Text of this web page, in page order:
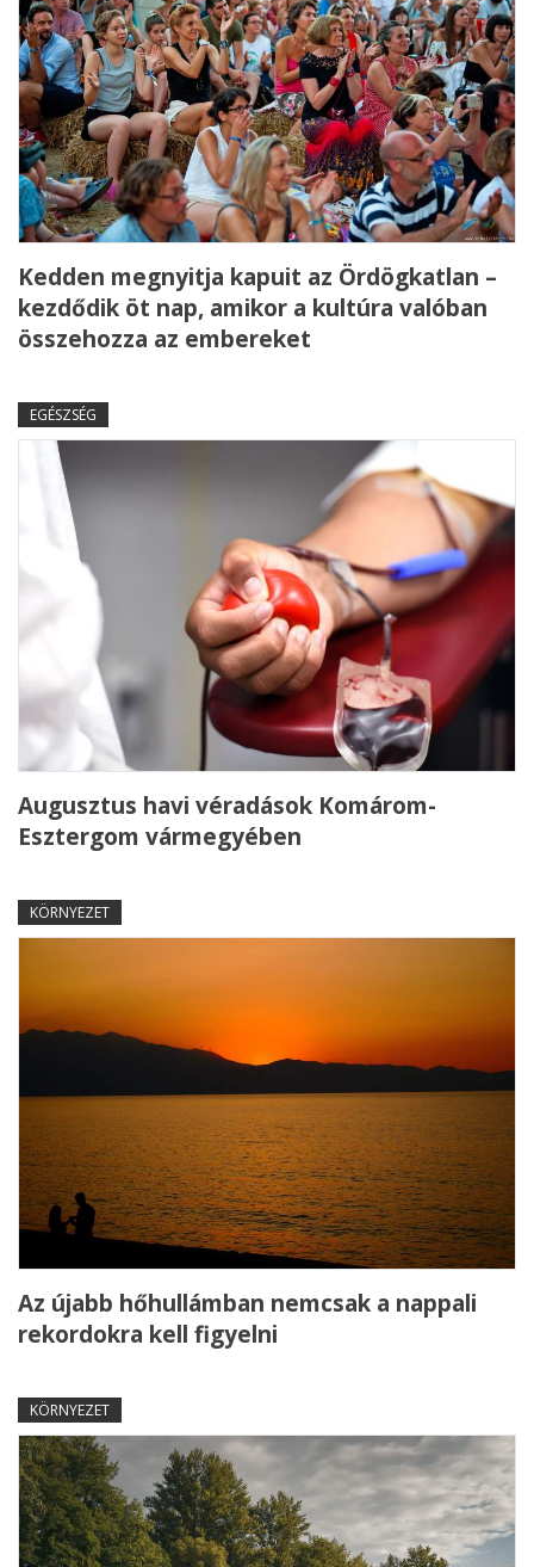
Kedden megnyitja kapuit az Ördögkatlan –
kezdődik öt nap, amikor a kultúra valóban
összehozza az embereket
EGÉSZSÉG
Augusztus havi véradások Komárom-
Esztergom vármegyében
KÖRNYEZET
Az újabb hőhullámban nemcsak a nappali
rekordokra kell figyelni
KÖRNYEZET